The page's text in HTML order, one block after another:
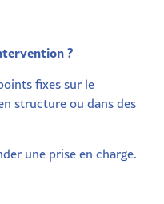
vention ?
fixes sur le
structure ou dans des
une prise en charge.